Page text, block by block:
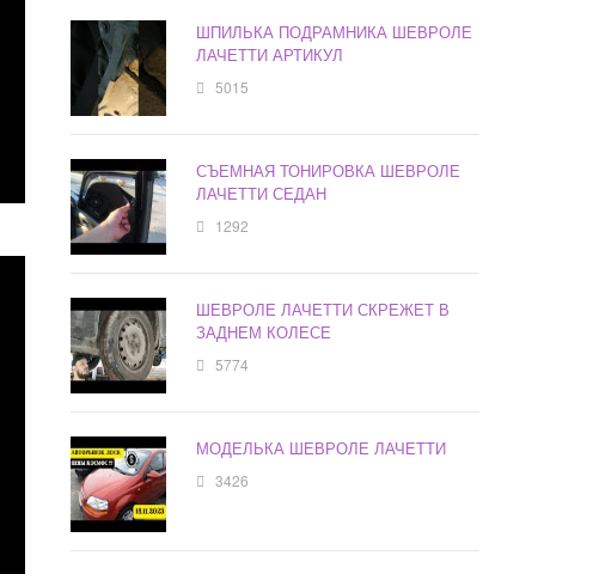
ШПИЛЬКА ПОДРАМНИКА ШЕВРОЛЕ
ЛАЧЕТТИ АРТИКУЛ
5015
СЪЕМНАЯ ТОНИРОВКА ШЕВРОЛЕ
ЛАЧЕТТИ СЕДАН
1292
ШЕВРОЛЕ ЛАЧЕТТИ СКРЕЖЕТ В
ЗАДНЕМ КОЛЕСЕ
5774
МОДЕЛЬКА ШЕВРОЛЕ ЛАЧЕТТИ
3426